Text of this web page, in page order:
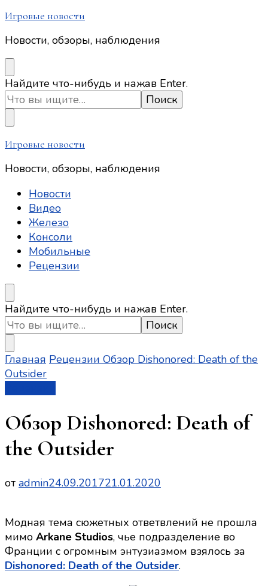
Игровые новости
Новости, обзоры, наблюдения
Ищите
что-
то?
Найдите что-нибудь и нажав Enter.
Игровые новости
Новости, обзоры, наблюдения
Новости
Видео
Железо
Консоли
Мобильные
Рецензии
Ищите
что-
то?
Найдите что-нибудь и нажав Enter.
Главная Рецензии Обзор Dishonored: Death of the
Outsider
Обзор Dishonored: Death of
the Outsider
от admin24.09.201721.01.2020
Модная тема сюжетных ответвлений не прошла
мимо Arkane Studios, чье подразделение во
Франции с огромным энтузиазмом взялось за
Dishonored: Death of the Outsider.